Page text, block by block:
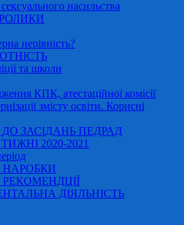
сексуального насильства
нерівність?
та школи
КПК, атестаційної комісії
змісту освіти. Корисні
ЗАСІДАНЬ ПЕДРАД
2020-2021
НАРОБКИ
ДІЯЛЬНІСТЬ